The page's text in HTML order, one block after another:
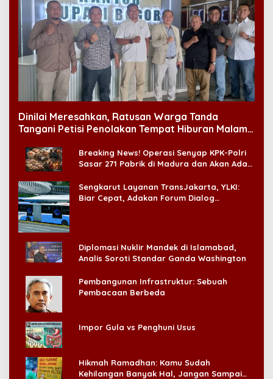
Dinilai Meresahkan, Ratusan Warga Tanda
Tangani Petisi Penolakan Tempat Hiburan Malam
Breaking News! Operasi Senyap KPK-Polri
Sasar 271 Pabrik di Madura dan Akan Ada
Sengkarut Layanan TransJakarta, YLKI:
Biar Cepat, Adakan Forum Dialog
Diplomasi Nuklir Mandek di Islamabad,
Analis Soroti Standar Ganda Washington
Pembangunan Infrastruktur: Sebuah
Pembacaan Berbeda
Impor Gula vs Penghuni Usus
Hikmah Ramadhan: Kamu Sudah
Kehilangan Banyak Hal, Jangan Sampai